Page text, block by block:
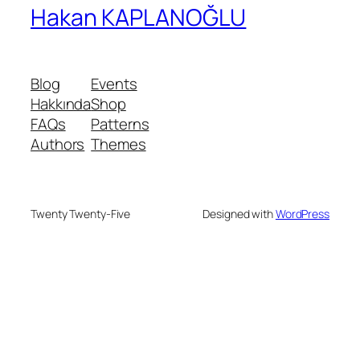
Hakan KAPLANOĞLU
Blog
Hakkında
FAQs
Authors
Events
Shop
Patterns
Themes
Twenty Twenty-Five Designed withWordPress